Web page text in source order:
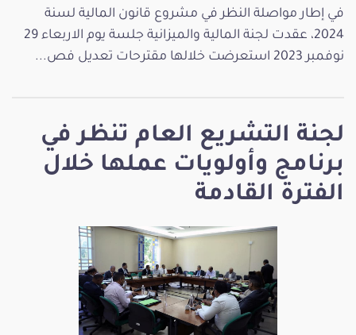
لجنة التشريع العام تنظر في
برنامج وأولويات عملها خلال
الفترة القادمة
في إطار مواصلة النظر في مشروع قانون المالية لسنة
2024، عقدت لجنة المالية والميزانية جلسة يوم الاربعاء 29
نوفمبر 2023 استعرضت خلالها مقترحات تعديل فص...